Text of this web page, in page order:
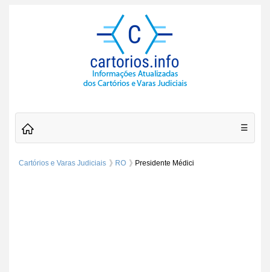
☰
Cartórios e Varas Judiciais RO Presidente Médici